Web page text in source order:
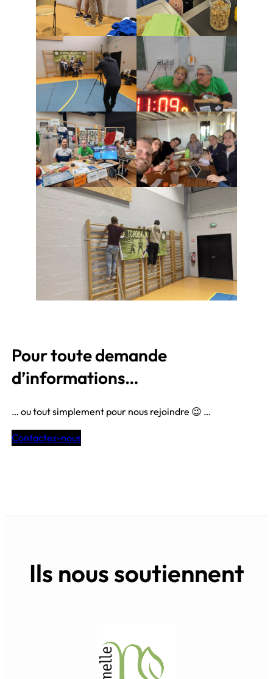
Pour toute demande
d’informations…
… ou tout simplement pour nous rejoindre 😉 …
Contactez-nous
Ils nous soutiennent